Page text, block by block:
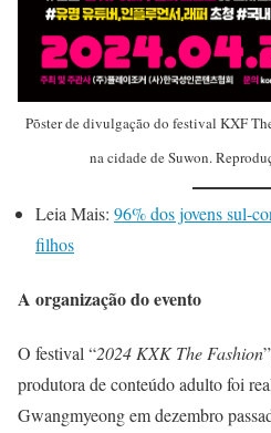
Põster de divulgação do festival KXF
na cidade de Suwon.
Leia Mais: 96% dos jovens sul-
filhos
A organização do evento
O festival “2024 KXK The Fashion
produtora de conteúdo adulto foi
Gwangmyeong em dezembro